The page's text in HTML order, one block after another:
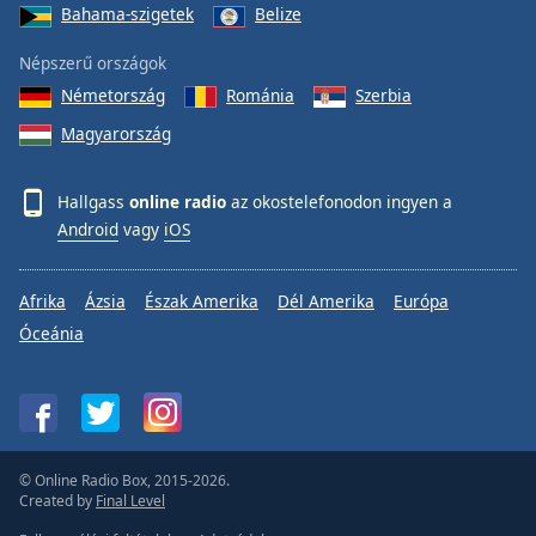
Bahama-szigetek
Belize
Népszerű országok
Németország
Románia
Szerbia
Magyarország
Hallgass online radio az okostelefonodon ingyen a
Android vagy iOS
Afrika Ázsia Észak Amerika Dél Amerika
Európa
Óceánia
© Online Radio Box, 2015-2026.
Created by Final Level